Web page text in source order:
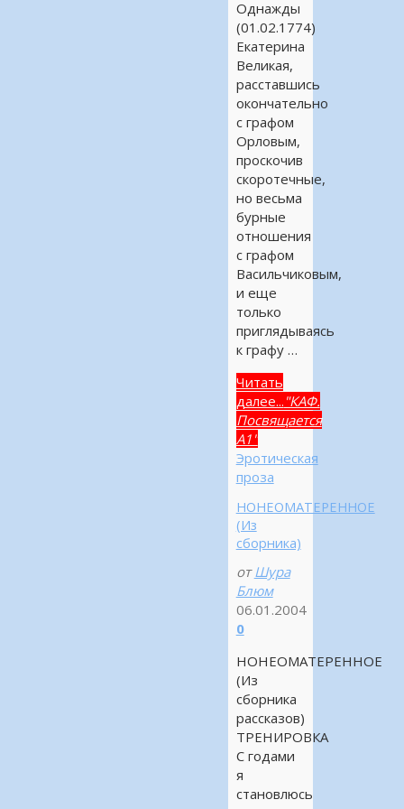
Однажды
(01.02.1774)
Екатерина
Великая,
расставшись
окончательно
с графом
Орловым,
проскочив
скоротечные,
но весьма
бурные
отношения
с графом
Васильчиковым,
и еще
только
приглядываясь
к графу …
Читать
далее... "КАФ.
Посвящается
А1"
Эротическая
проза
НОНЕОМАТЕРЕННОЕ
(Из
сборника)
от Шура
Блюм
06.01.2004
0
НОНЕОМАТЕРЕННОЕ
(Из
сборника
рассказов)
ТРЕНИРОВКА
С годами
я
становлюсь